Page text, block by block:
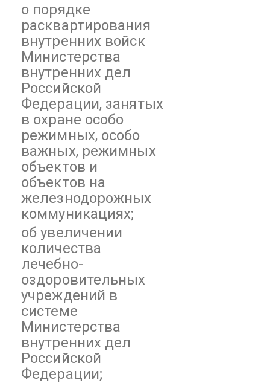
о порядке
расквартирования
внутренних войск
Министерства
внутренних дел
Российской
Федерации, занятых
в охране особо
режимных, особо
важных, режимных
объектов и
объектов на
железнодорожных
коммуникациях;
об увеличении
количества
лечебно-
оздоровительных
учреждений в
системе
Министерства
внутренних дел
Российской
Федерации;